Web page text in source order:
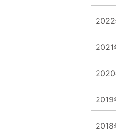
2021
2019
2018